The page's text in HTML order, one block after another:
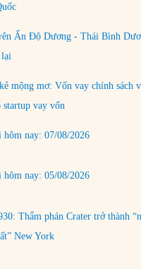
Ấn Độ Dương - Thái Bình
lại
mộng mơ: Vốn vay chính sách
startup vay vốn
hôm nay: 07/08/2026
hôm nay: 05/08/2026
Thẩm phán Crater trở thành
New York